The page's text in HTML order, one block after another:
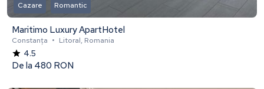
Cazare Romantic
Maritimo Luxury ApartHotel
Constanța • Litoral, Romania
4.5
De la 480 RON